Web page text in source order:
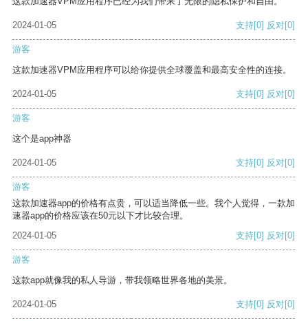
2024-01-05 支持[0] 反对[0]
游客
这款加速器VPM应用程序可以给你提供全球覆盖和最高安全性的连接。
2024-01-05 支持[0] 反对[0]
游客
这个是app神器
2024-01-05 支持[0] 反对[0]
游客
这款加速器app的价格有点贵，可以适当降低一些。我个人觉得，一款加
速器app的价格应该在50元以下才比较合理。
2024-01-05
支持[0] 反对[0]
游客
这款app就像我的私人导游，带我领略世界各地的美景。
2024-01-05 支持[0] 反对[0]